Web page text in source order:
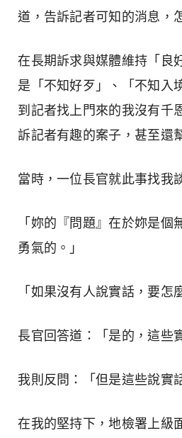
道，告訴記者可知的消息，
在長期訴求與媒體維持「良
是「不知好歹」、「不知入
到記者找上門來的我沒有千
訴記者有趣的案子，甚至還
當時，一位長官就此事找我
「妳的『問題』在於妳是
勇氣的。」
「如果沒有人說實話，要怎
長官回答道：「是的，這些
我則反問：「但是這些說實
在我的堅持下，地檢署上級